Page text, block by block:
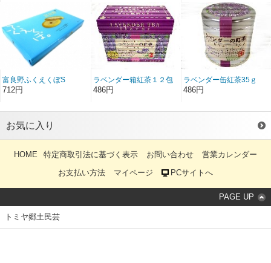
富良野ふくえくぼS
712円
ラベンダー箱紅茶１２包
ティーパック（tea bags)
486円
ラベンダー缶紅茶35ｇ
486円
お気に入り
HOME 特定商取引法に基づく表示 お問い合わせ
営業カレンダー
お支払い方法
マイページ PCサイトへ
PAGE UP
トミヤ郷土民芸